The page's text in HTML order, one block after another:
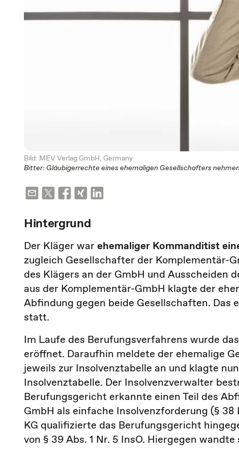
Bild: MEV Verlag GmbH, Germany
Bitter: Gläubigerrechte eines ehemaligen Gesellschafters
Hintergrund
Der Kläger war ehemaliger Kommanditist
zugleich Gesellschafter der Komplementär-
des Klägers an der GmbH und Ausscheiden
aus der Komplementär-GmbH klagte der
Abfindung gegen beide Gesellschaften.
statt.
Im Laufe des Berufungsverfahrens wurde das
eröffnet. Daraufhin meldete der ehemalige
jeweils zur Insolvenztabelle an und klagte
Insolvenztabelle. Der Insolvenzverwalter
Berufungsgericht erkannte einen Teil des
GmbH als einfache Insolvenzforderung (§
KG qualifizierte das Berufungsgericht
von § 39 Abs. 1 Nr. 5 InsO. Hiergegen